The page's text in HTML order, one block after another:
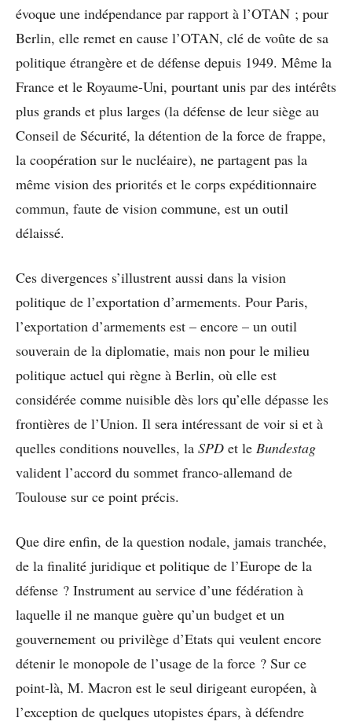
évoque une indépendance par rapport à l’OTAN ; pour
Berlin, elle remet en cause l’OTAN, clé de voûte de sa
politique étrangère et de défense depuis 1949. Même la
France et le Royaume-Uni, pourtant unis par des intérêts
plus grands et plus larges (la défense de leur siège au
Conseil de Sécurité, la détention de la force de frappe,
la coopération sur le nucléaire), ne partagent pas la
même vision des priorités et le corps expéditionnaire
commun, faute de vision commune, est un outil
délaissé.
Ces divergences s’illustrent aussi dans la vision
politique de l’exportation d’armements. Pour Paris,
l’exportation d’armements est – encore – un outil
souverain de la diplomatie, mais non pour le milieu
politique actuel qui règne à Berlin, où elle est
considérée comme nuisible dès lors qu’elle dépasse les
frontières de l’Union. Il sera intéressant de voir si et à
quelles conditions nouvelles, la SPD et le Bundestag
valident l’accord du sommet franco-allemand de
Toulouse sur ce point précis.
Que dire enfin, de la question nodale, jamais tranchée,
de la finalité juridique et politique de l’Europe de la
défense ? Instrument au service d’une fédération à
laquelle il ne manque guère qu’un budget et un
gouvernement ou privilège d’Etats qui veulent encore
détenir le monopole de l’usage de la force ? Sur ce
point-là, M. Macron est le seul dirigeant européen, à
l’exception de quelques utopistes épars, à défendre